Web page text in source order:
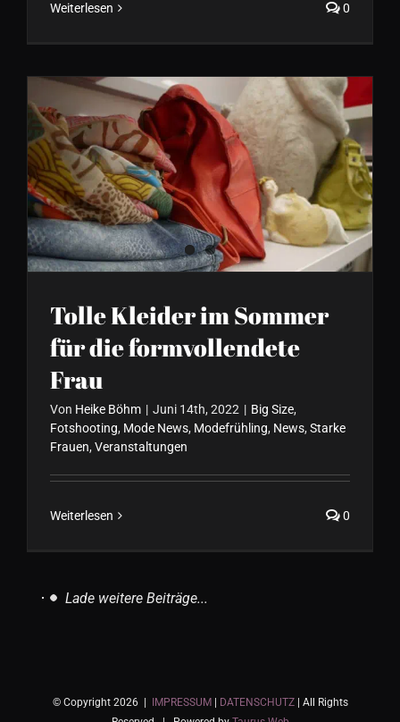
Weiterlesen 0
Tolle Kleider im Sommer für
die formvollendete Frau
Tolle Kleider im Sommer
für die formvollendete
Frau
Von Heike Böhm | Juni 14th, 2022 | Big Size,
Fotshooting, Mode News, Modefrühling, News, Starke
Frauen, Veranstaltungen
Weiterlesen 0
Lade weitere Beiträge...
© Copyright 2026 | IMPRESSUM DATENSCHUTZ| All Rights